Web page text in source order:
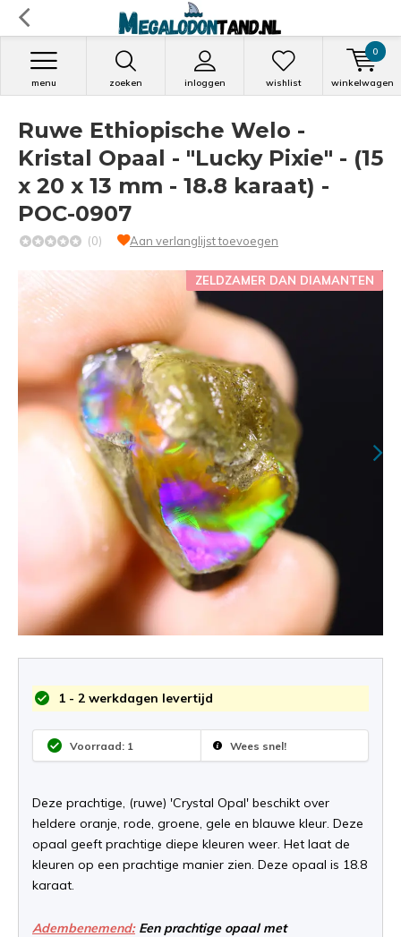
zoeken inloggen
menu wishlist winkelwagen
0
Ruwe Ethiopische Welo -
Kristal Opaal - "Lucky Pixie" - (15
x 20 x 13 mm - 18.8 karaat) -
POC-0907
(0) Aan verlanglijst toevoegen
ZELDZAMER DAN DIAMANTEN
1 - 2 werkdagen levertijd
Voorraad: 1 Wees snel!
Deze prachtige, (ruwe) 'Crystal Opal' beschikt over
heldere oranje, rode, groene, gele en blauwe kleur. Deze
opaal geeft prachtige diepe kleuren weer. Het laat de
kleuren op een prachtige manier zien. Deze opaal is 18.8
karaat.
Adembenemend:Een prachtige opaal met